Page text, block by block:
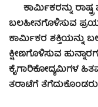
ಕಾರ್ಮಿಕರನ್ನು ರಾಷ್ಟ್ರ
ಬಲಹೀನಗೊಳಿಸುವ
ಕಾರ್ಮಿಕರ ಶಕ್ತಿಯನ್ನು
ಕ್ಷೀಣಗೊಳಿಸುವ
ಕೈಗಾರಿಕೋದ್ಯಮಿಗಳ
ತರಾಟೆಗೆ